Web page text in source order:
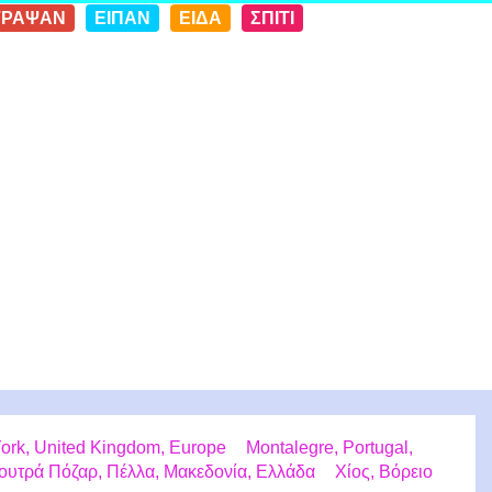
ΕΙΠΑΝ ΕΙΔΑ ΣΠΙΤΙ
United Kingdom, Europe
Montalegre, Portugal,
Πόζαρ, Πέλλα, Μακεδονία, Ελλάδα
Χίος, Βόρειο